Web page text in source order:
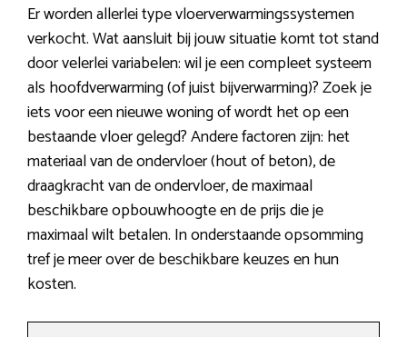
Er worden allerlei type vloerverwarmingssystemen
verkocht. Wat aansluit bij jouw situatie komt tot stand
door velerlei variabelen: wil je een compleet systeem
als hoofdverwarming (of juist bijverwarming)? Zoek je
iets voor een nieuwe woning of wordt het op een
bestaande vloer gelegd? Andere factoren zijn: het
materiaal van de ondervloer (hout of beton), de
draagkracht van de ondervloer, de maximaal
beschikbare opbouwhoogte en de prijs die je
maximaal wilt betalen. In onderstaande opsomming
tref je meer over de beschikbare keuzes en hun
kosten.